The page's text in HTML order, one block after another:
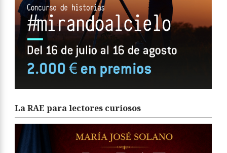
La RAE para lectores curiosos